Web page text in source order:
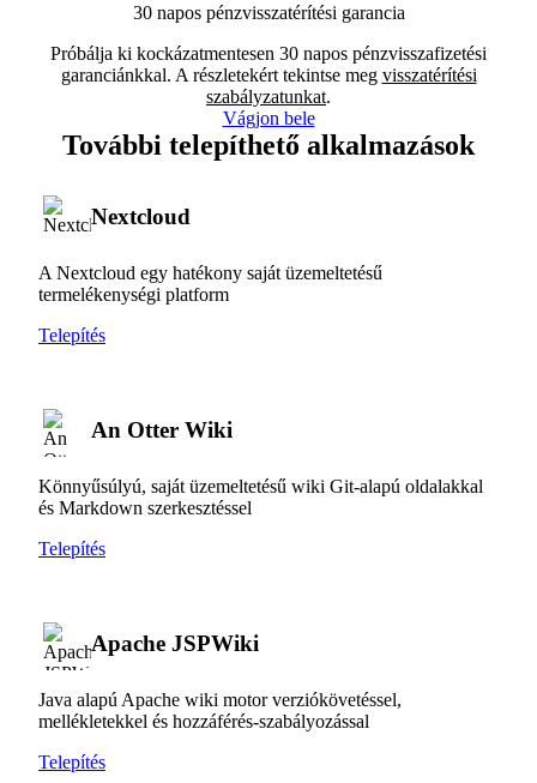
30 napos pénzvisszatérítési garancia
Próbálja ki kockázatmentesen 30 napos pénzvisszafizetési
garanciánkkal. A részletekért tekintse meg visszatérítési
szabályzatunkat.
Vágjon bele
További telepíthető alkalmazások
Nextcloud
A Nextcloud egy hatékony saját üzemeltetésű
termelékenységi platform
Telepítés
An Otter Wiki
Könnyűsúlyú, saját üzemeltetésű wiki Git-alapú oldalakkal
és Markdown szerkesztéssel
Telepítés
Apache JSPWiki
Java alapú Apache wiki motor verziókövetéssel,
mellékletekkel és hozzáférés-szabályozással
Telepítés